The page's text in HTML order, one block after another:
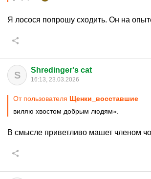
Я лосося попрошу сходить. Он на
S Shredinger's cat
16:13, 23.03.2026
От пользователя Щенки_восставшие
виляю хвостом добрым людям».
В смысле приветливо машет членом